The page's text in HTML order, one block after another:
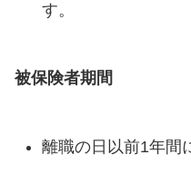
す。
被保険者期間
離職の日以前1年間